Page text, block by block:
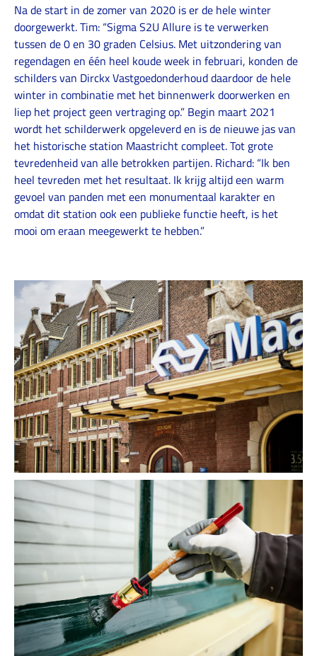
Na de start in de zomer van 2020 is er de hele winter
doorgewerkt. Tim: “Sigma S2U Allure is te verwerken
tussen de 0 en 30 graden Celsius. Met uitzondering van
regendagen en één heel koude week in februari, konden de
schilders van Dirckx Vastgoedonderhoud daardoor de hele
winter in combinatie met het binnenwerk doorwerken en
liep het project geen vertraging op.” Begin maart 2021
wordt het schilderwerk opgeleverd en is de nieuwe jas van
het historische station Maastricht compleet. Tot grote
tevredenheid van alle betrokken partijen. Richard: “Ik ben
heel tevreden met het resultaat. Ik krijg altijd een warm
gevoel van panden met een monumentaal karakter en
omdat dit station ook een publieke functie heeft, is het
mooi om eraan meegewerkt te hebben.”